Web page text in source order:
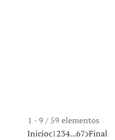
1 - 9 / 59 elementos
Inicio 1234...67 Final